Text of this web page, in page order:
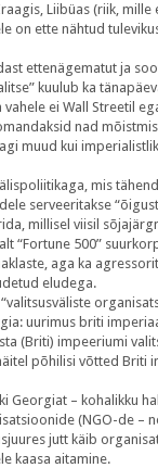
Liibüas (riik, mille
on ette nähtud
ettenägematut ja
kuulub ka
ei Wall Streetil
nad
muud kui
mis
serveeritakse
millisel viisil
“Fortune 500”
aga ka
eludega.
uurimus briti
(Briti) impeeriumi
põhilisi võtted Briti
Georgiat – kohalikku
(NGO-de –
jutt käib
kaasa aitamine.